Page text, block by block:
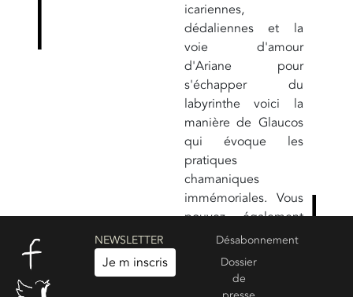
icariennes,
dédaliennes et la
voie d'amour
d'Ariane pour
s'échapper du
labyrinthe voici la
manière de Glaucos
qui évoque les
pratiques
chamaniques
immémoriales. Vous
pouvez également
consulter :LE
CHAMANISME
COMME VOIE DE
SORTIE DU
NEWSLETTER
Je m inscris
Désabonnement
Dossier
de